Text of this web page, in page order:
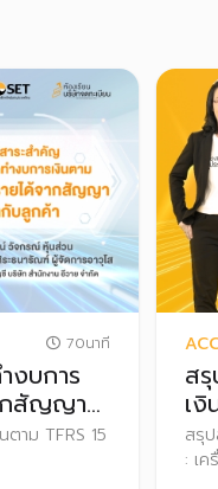
70นาที
งบการ
กสัญญาที่
าม TFRS 15
ส
เ
เ
สรุ
: เ